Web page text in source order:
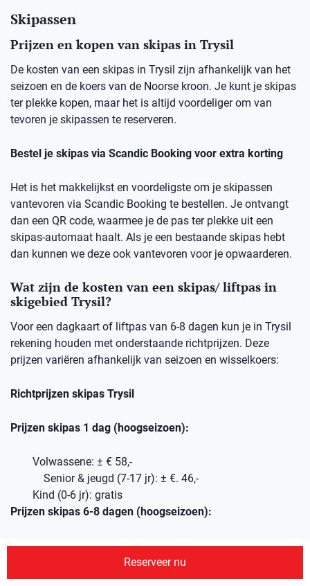
Skipassen
Prijzen en kopen van skipas in Trysil
De kosten van een skipas in Trysil zijn afhankelijk van het
seizoen en de koers van de Noorse kroon. Je kunt je skipas
ter plekke kopen, maar het is altijd voordeliger om van
tevoren je skipassen te reserveren.
Bestel je skipas via Scandic Booking voor extra korting
Het is het makkelijkst en voordeligste om je skipassen
vantevoren via Scandic Booking te bestellen. Je ontvangt
dan een QR code, waarmee je de pas ter plekke uit een
skipas-automaat haalt. Als je een bestaande skipas hebt
dan kunnen we deze ook vantevoren voor je opwaarderen.
Wat zijn de kosten van een skipas/ liftpas in
skigebied Trysil?
Voor een dagkaart of liftpas van 6-8 dagen kun je in Trysil
rekening houden met onderstaande richtprijzen. Deze
prijzen variëren afhankelijk van seizoen en wisselkoers:
Richtprijzen skipas Trysil
Prijzen skipas 1 dag (hoogseizoen):
Volwassene: ± € 58,-
Senior & jeugd (7-17 jr): ± €. 46,-
Kind (0-6 jr): gratis
Prijzen skipas 6-8 dagen (hoogseizoen):
Volwassene: ± €285,-
Senior & jeugd (7-17 jr): ± €230,-
Kind (0-6 jr): gratis
Reserveer nu